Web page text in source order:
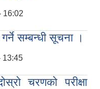
16:02
सम्बन्धी सूचना ।
13:45
चरणको परीक्षा